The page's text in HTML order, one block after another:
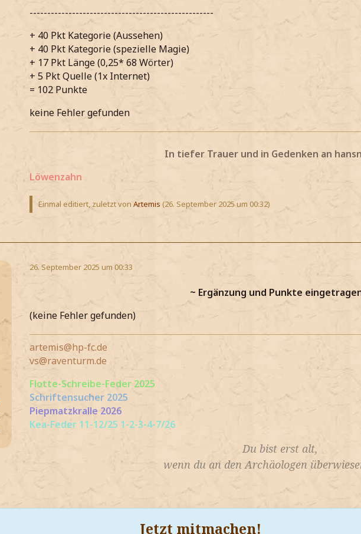
----------------------------------------------------
+ 40 Pkt Kategorie (Aussehen)
+ 40 Pkt Kategorie (spezielle Magie)
+ 17 Pkt Länge (0,25* 68 Wörter)
+ 5 Pkt Quelle (1x Internet)
= 102 Punkte
keine Fehler gefunden
In tiefer Trauer und in Gedenken an
Löwenzahn
Einmal editiert, zuletzt von Artemis (26. September 2025 um 00:32)
26. September 2025 um 00:33
~ Ergänzung und Punkte
(keine Fehler gefunden)
artemis@hp-fc.de
vs@raventurm.de
Flotte-Schreibe-Feder 2025
Schriftensucher 2025
Piepmatzkralle 2026
Kea-Feder 11-12/25 1-2-3-4-7/26
Du bist erst alt,
wenn du an den Archäologen
Jetzt mitmachen!